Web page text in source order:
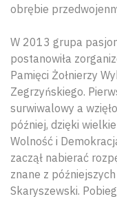
obrębie
W 2013 grupa
postanowiła
Pamięci Żołnierzy
Zegrzyńskiego.
surwiwalowy a
później, dzięki
Wolność i
zaczął nabierać
znane z
Skaryszewski.